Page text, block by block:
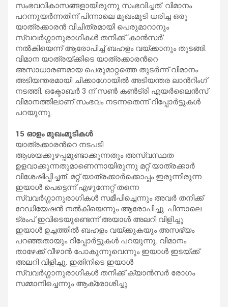
സംഭവവികാസങ്ങളായിരുന്നു സംഭവിച്ചത്. വിമാനം
പറന്നുയ‍ർന്നതിന് പിന്നാലെ മുഖംമൂടി ധരിച്ച ഒരു
യാത്രക്കാരൻ വിചിത്രമായി പെരുമാറാനും
സ്വവർഗ്ഗാനുരാഗികൾ തനിക്ക് ‘കാൻസർ’
നൽകിയെന്ന് ആരോപിച്ച് ബഹളം വയ്ക്കാനും തുടങ്ങി.
വിമാന യാത്രയ്ക്കിടെ യാത്രക്കാരന്‍റെ
അസാധാരണമായ പെരുമാറ്റത്തെ തുടർന്ന് വിമാനം
അടിയന്തരമായി ചിക്കാഗോയില്‍ അടിയന്തര ലാന്‍റിംഗ്
നടത്തി. ഒക്ടോബർ 3 ന് സൺ കൺട്രി എയർലൈൻസ്
വിമാനത്തിലാണ് സംഭവം നടന്നതെന്ന് റിപ്പോര്‍ട്ടുകൾ
പറയുന്നു.
15 ഓളം മുഖംമൂടികൾ
യാത്രക്കാരന്‍റെ നടപടി
ആശയക്കുഴപ്പമുണ്ടാക്കുന്നതും അസ്വസ്ഥത
ഉളവാക്കുന്നതുമാണെന്നായിരുന്നു മറ്റ് യാത്രക്കാർ
വിശേഷിപ്പിച്ചത്. മറ്റ് യാത്രക്കാര്‍ക്കൊപ്പം ഇരുന്നിരുന്ന
ഇയാൾ പെട്ടെന്ന് എഴുന്നേറ്റ് തന്നെ
സ്വവർഗ്ഗാനുരാഗികൾ സമീപിച്ചെന്നും അവര്‍ തനിക്ക്
റേഡിയേഷന്‍ നല്‍കിയെന്നും ആരോപിച്ചു. പിന്നാലെ
ട്രംപ് ഇവിടെയുണ്ടെന്ന് അയാൾ അലറി വിളിച്ചു.
ഇയാൾ ഉച്ചത്തില്‍ ബഹളം വയ്ക്കുകയും അസഭ്യം
പറഞ്ഞതായും റിപ്പോര്‍ട്ടുകൾ പറയുന്നു. വിമാനം
താഴേക്ക് വീഴാൻ പോകുന്നുവെന്നും ഇയാൾ ഇടയ്ക്ക്
അലറി വിളിച്ചു. ഇതിനിടെ ഇയാൾ
സ്വവർഗ്ഗാനുരാഗികൾ തനിക്ക് ക്യാന്‍സ‍ർ രോഗം
സമ്മാനിച്ചെന്നും ആക്രോശിച്ചു.